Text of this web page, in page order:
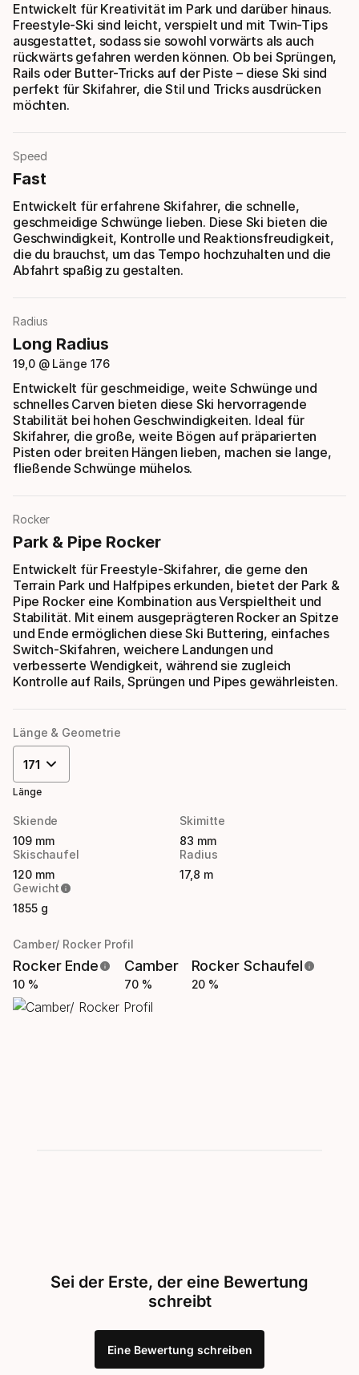
Entwickelt für Kreativität im Park und darüber hinaus.
Freestyle-Ski sind leicht, verspielt und mit Twin-Tips
ausgestattet, sodass sie sowohl vorwärts als auch
rückwärts gefahren werden können. Ob bei Sprüngen,
Rails oder Butter-Tricks auf der Piste – diese Ski sind
perfekt für Skifahrer, die Stil und Tricks ausdrücken
möchten.
Speed
Fast
Entwickelt für erfahrene Skifahrer, die schnelle,
geschmeidige Schwünge lieben. Diese Ski bieten die
Geschwindigkeit, Kontrolle und Reaktionsfreudigkeit,
die du brauchst, um das Tempo hochzuhalten und die
Abfahrt spaßig zu gestalten.
Radius
Long Radius
19,0 @ Länge 176
Entwickelt für geschmeidige, weite Schwünge und
schnelles Carven bieten diese Ski hervorragende
Stabilität bei hohen Geschwindigkeiten. Ideal für
Skifahrer, die große, weite Bögen auf präparierten
Pisten oder breiten Hängen lieben, machen sie lange,
fließende Schwünge mühelos.
Rocker
Park & Pipe Rocker
Entwickelt für Freestyle-Skifahrer, die gerne den
Terrain Park und Halfpipes erkunden, bietet der Park &
Pipe Rocker eine Kombination aus Verspieltheit und
Stabilität. Mit einem ausgeprägteren Rocker an Spitze
und Ende ermöglichen diese Ski Buttering, einfaches
Switch-Skifahren, weichere Landungen und
verbesserte Wendigkeit, während sie zugleich
Kontrolle auf Rails, Sprüngen und Pipes gewährleisten.
Länge & Geometrie
171
Länge
Skiende
109 mm
Skimitte
83 mm
Skischaufel
120 mm
Radius
17,8 m
Gewicht
1855 g
Camber/ Rocker Profil
Rocker Ende
10 %
Camber
70 %
Rocker Schaufel
20 %
Sei der Erste, der eine Bewertung
schreibt
Eine Bewertung schreiben